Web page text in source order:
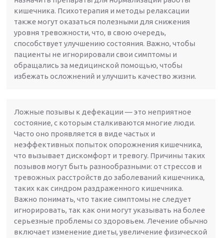
кишечника. Психотерапия и методы релаксации
также могут оказаться полезными для снижения
уровня тревожности, что, в свою очередь,
способствует улучшению состояния. Важно, чтобы
пациенты не игнорировали свои симптомы и
обращались за медицинской помощью, чтобы
избежать осложнений и улучшить качество жизни.
Ложные позывы к дефекации — это неприятное
состояние, с которым сталкиваются многие люди.
Часто оно проявляется в виде частых и
неэффективных попыток опорожнения кишечника,
что вызывает дискомфорт и тревогу. Причины таких
позывов могут быть разнообразными: от стрессов и
тревожных расстройств до заболеваний кишечника,
таких как синдром раздраженного кишечника.
Важно понимать, что такие симптомы не следует
игнорировать, так как они могут указывать на более
серьезные проблемы со здоровьем. Лечение обычно
включает изменение диеты, увеличение физической